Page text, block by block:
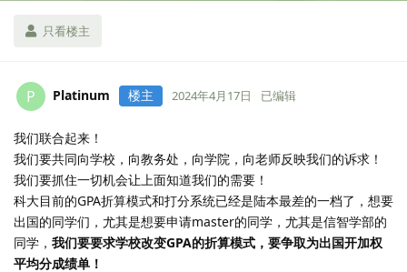
只看楼主
P Platinum 楼主 2024年4月17日 已编辑
我们联合起来！
我们要共同向学校，向教务处，向学院，向老师反映我们的诉求！
我们要抓住一切机会让上面知道我们的需要！
科大目前的GPA折算模式和打分系统已经是陆本最差的一档了，想要
出国的同学们，尤其是想要申请master的同学，尤其是信智学部的
同学， 我们要要求学校改变GPA的折算模式，要争取为出国开加权
平均分成绩单！